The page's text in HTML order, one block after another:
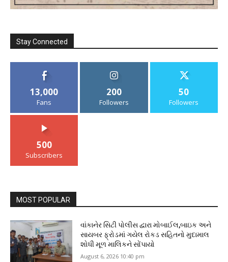
Stay Connected
13,000
Fans
200
Followers
50
Followers
500
Subscribers
MOST POPULAR
વાંકાનેર સિટી પોલીસ દ્વારા મોબાઈલ,બાઇક અને
સાયબર ફ્રોડમાં ગયેલ રોકડ સહિતનો મુદામાલ
શોધી મૂળ માલિકને સોંપાયો
August 6, 2026 10:40 pm